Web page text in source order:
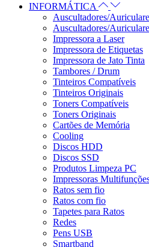
INFORMÁTICA
Auscultadores/
Auscultadores/
Impressora a Laser
Impressora de Etiquetas
Impressora de Jato Tinta
Tambores / Drum
Tinteiros Compatíveis
Tinteiros Originais
Toners Compatíveis
Toners Originais
Cartões de Memória
Cooling
Discos HDD
Discos SSD
Produtos Limpeza PC
Impressoras
Ratos sem fio
Ratos com fio
Tapetes para Ratos
Redes
Pens USB
Smartband